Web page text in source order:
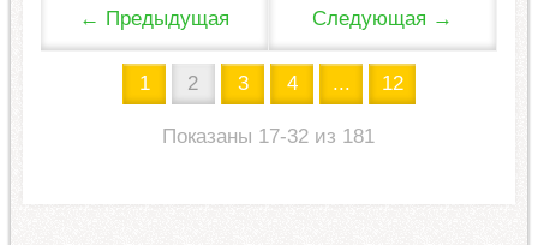
← Предыдущая Следующая →
1 2 3 4 ... 12
Показаны 17-32 из 181